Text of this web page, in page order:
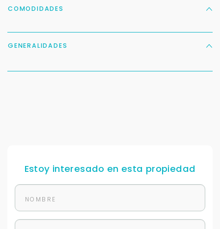
COMODIDADES
GENERALIDADES
Estoy interesado en esta propiedad